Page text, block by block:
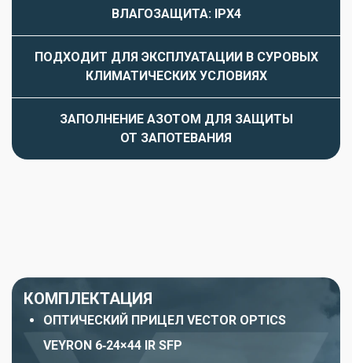
ВЛАГОЗАЩИТА: IРX4
ПОДХОДИТ ДЛЯ ЭКСПЛУАТАЦИИ В СУРОВЫХ
КЛИМАТИЧЕСКИХ УСЛОВИЯХ
ЗАПОЛНЕНИЕ АЗОТОМ ДЛЯ ЗАЩИТЫ
ОТ ЗАПОТЕВАНИЯ
КОМПЛЕКТАЦИЯ
ОПТИЧЕСКИЙ ПРИЦЕЛ VECTOR OPTICS
VEYRON 6‑24×44 IR SFP